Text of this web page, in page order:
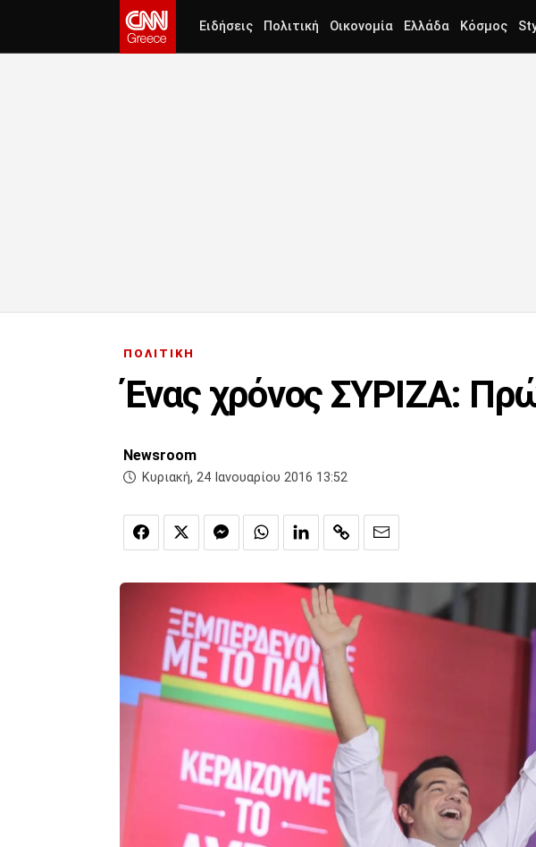
Ειδήσεις Πολιτική Οικονομία Ελλάδα Κόσμος
ΠΟΛΙΤΙΚΗ
Ένας χρόνος ΣΥΡΙΖΑ:
Newsroom
Κυριακή, 24 Ιανουαρίου 2016 13:52